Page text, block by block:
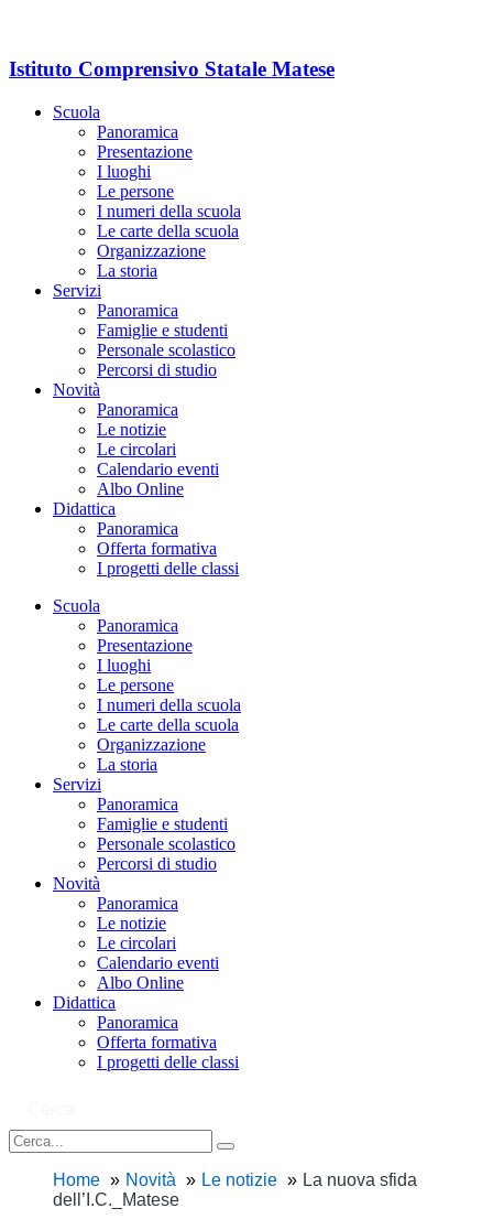
Istituto Comprensivo Statale Matese
Scuola
Panoramica
Presentazione
I luoghi
Le persone
I numeri della scuola
Le carte della scuola
Organizzazione
La storia
Servizi
Panoramica
Famiglie e studenti
Personale scolastico
Percorsi di studio
Novità
Panoramica
Le notizie
Le circolari
Calendario eventi
Albo Online
Didattica
Panoramica
Offerta formativa
I progetti delle classi
Scuola
Panoramica
Presentazione
I luoghi
Le persone
I numeri della scuola
Le carte della scuola
Organizzazione
La storia
Servizi
Panoramica
Famiglie e studenti
Personale scolastico
Percorsi di studio
Novità
Panoramica
Le notizie
Le circolari
Calendario eventi
Albo Online
Didattica
Panoramica
Offerta formativa
I progetti delle classi
Home Novità Le notizie
La nuova sfida
dell’I.C._Matese